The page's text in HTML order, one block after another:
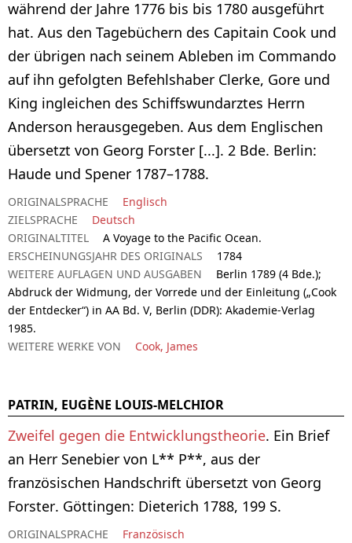
während der Jahre 1776 bis bis 1780 ausgeführt
hat. Aus den Tagebüchern des Capitain Cook und
der übrigen nach seinem Ableben im Commando
auf ihn gefolgten Befehlshaber Clerke, Gore und
King ingleichen des Schiffswundarztes Herrn
Anderson herausgegeben. Aus dem Englischen
übersetzt von Georg Forster [...]. 2 Bde. Berlin:
Haude und Spener 1787–1788.
ORIGINALSPRACHE
Englisch
ZIELSPRACHE
Deutsch
ORIGINALTITEL
A Voyage to the Pacific Ocean.
ERSCHEINUNGSJAHR DES ORIGINALS
1784
WEITERE AUFLAGEN UND AUSGABEN
Berlin 1789 (4 Bde.);
Abdruck der Widmung, der Vorrede und der Einleitung („Cook
der Entdecker“) in AA Bd. V, Berlin (DDR): Akademie-Verlag
1985.
WEITERE WERKE VON
Cook, James
PATRIN, EUGÈNE LOUIS-MELCHIOR
Zweifel gegen die Entwicklungstheorie. Ein Brief
an Herr Senebier von L** P**, aus der
französischen Handschrift übersetzt von Georg
Forster. Göttingen: Dieterich 1788, 199 S.
ORIGINALSPRACHE
Französisch